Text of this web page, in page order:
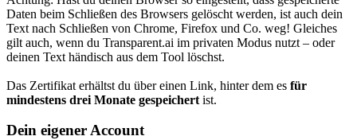
Daten beim Schließen des Browsers gelöscht werden, ist auch dein
Text nach Schließen von Chrome, Firefox und Co. weg! Gleiches
gilt auch, wenn du Transparent.ai im privaten Modus nutzt – oder
deinen Text händisch aus dem Tool löschst.
Das Zertifikat erhältst du über einen Link, hinter dem es für
mindestens drei Monate gespeichert ist.
Dein eigener Account